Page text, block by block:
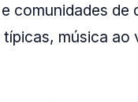
comunidades
música